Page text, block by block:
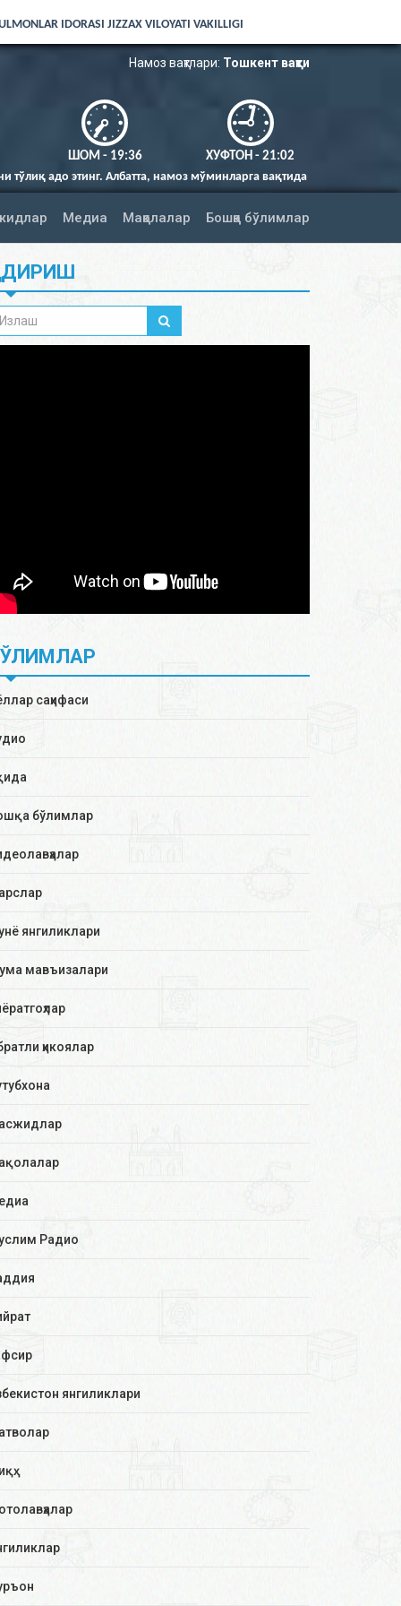
IDORASI JIZZAX VILOYATI VAKILLIGI
Намоз вақтлари: Тошкент вақти
ШОМ - 19:36
ХУФТОН - 21:02
намоз мўминларга вақтида фарз қилингандир (Нисо сураси
Медиа Мақолалар Бошқа бўлимлар
саҳифаси
бўлимлар
янгиликлари
мавъизалари
ҳикоялар
Радио
янгиликлари